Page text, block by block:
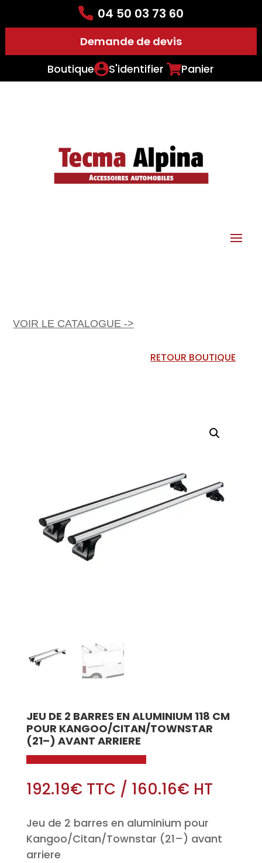
04 50 03 73 60
Demande de devis
Boutique
S'identifier Panier
VOIR LE CATALOGUE ->
RETOUR BOUTIQUE
JEU DE 2 BARRES EN ALUMINIUM 118 CM
POUR KANGOO/CITAN/TOWNSTAR
(21–) AVANT ARRIERE
192.19€TTC / 160.16€HT
Jeu de 2 barres en aluminium pour
Kangoo/Citan/Townstar (21–) avant
arriere